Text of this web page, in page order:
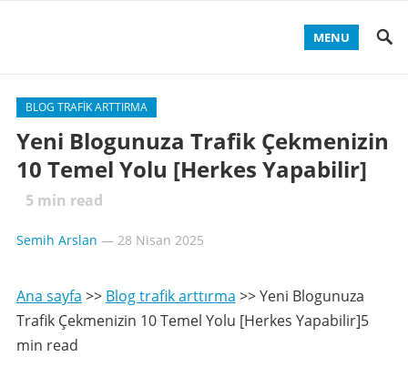
MENU
BLOG TRAFIK ARTTIRMA
Yeni Blogunuza Trafik Çekmenizin
10 Temel Yolu [Herkes Yapabilir]
5 min read
Semih Arslan — 28 Nisan 2025
Ana sayfa >> Blog trafik arttırma >>Yeni Blogunuza
Trafik Çekmenizin 10 Temel Yolu [Herkes Yapabilir]5
min read